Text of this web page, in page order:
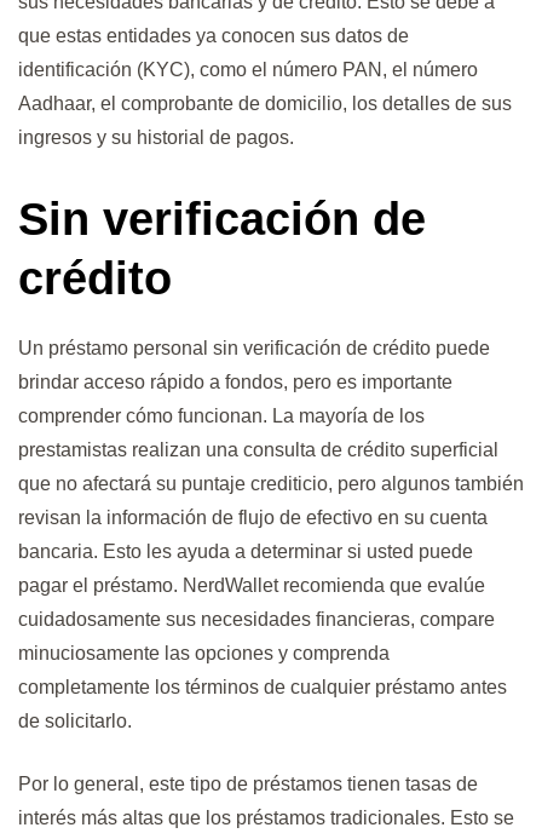
que estas entidades ya conocen sus datos de
identificación (KYC), como el número PAN, el número
Aadhaar, el comprobante de domicilio, los detalles de sus
ingresos y su historial de pagos.
Sin verificación de
crédito
Un préstamo personal sin verificación de crédito puede
brindar acceso rápido a fondos, pero es importante
comprender cómo funcionan. La mayoría de los
prestamistas realizan una consulta de crédito superficial
que no afectará su puntaje crediticio, pero algunos también
revisan la información de flujo de efectivo en su cuenta
bancaria. Esto les ayuda a determinar si usted puede
pagar el préstamo. NerdWallet recomienda que evalúe
cuidadosamente sus necesidades financieras, compare
minuciosamente las opciones y comprenda
completamente los términos de cualquier préstamo antes
de solicitarlo.
Por lo general, este tipo de préstamos tienen tasas de
interés más altas que los préstamos tradicionales. Esto se